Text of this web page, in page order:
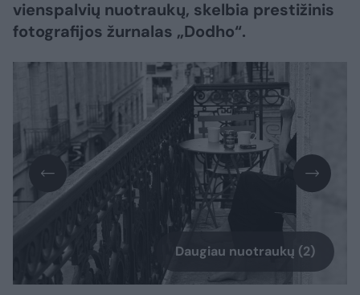
vienspalvių nuotraukų, skelbia prestižinis
fotografijos žurnalas „Dodho“.
Daugiau nuotraukų (2)